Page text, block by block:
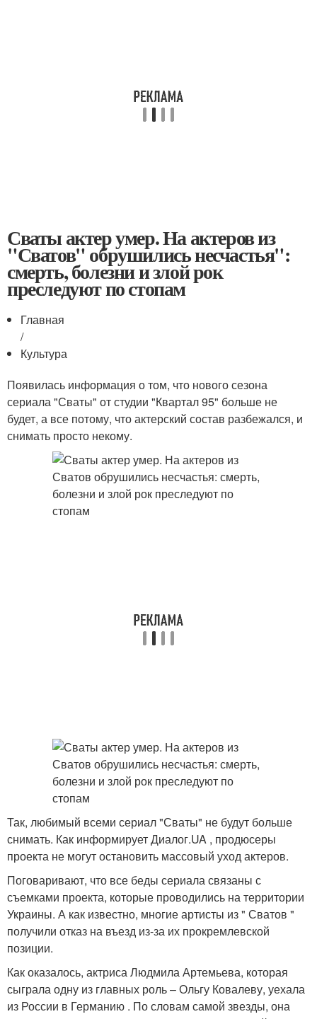
Сваты актер умер. На актеров из
"Сватов" обрушились несчастья":
смерть, болезни и злой рок
преследуют по стопам
Главная
/
Культура
​Появилась информация о том, что нового сезона
сериала "Сваты" от студии "Квартал 95" больше не
будет, а все потому, что актерский состав разбежался, и
снимать просто некому.
Так, любимый всеми сериал "Сваты" не будут больше
снимать. Как информирует Диалог.UA , продюсеры
проекта не могут остановить массовый уход актеров.
Поговаривают, что все беды сериала связаны с
съемками проекта, которые проводились на территории
Украины. А как известно, многие артисты из " Сватов "
получили отказ на въезд из-за их прокремлевской
позиции.
Как оказалось, актриса Людмила Артемьева, которая
сыграла одну из главных роль – Ольгу Ковалеву, уехала
из России в Германию . По словам самой звезды, она